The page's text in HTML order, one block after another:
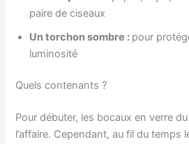
paire de ciseaux
Un torchon sombre : pour
luminosité
Quels contenants ?
Pour débuter, les bocaux en verre
l’affaire. Cependant, au fil du temps